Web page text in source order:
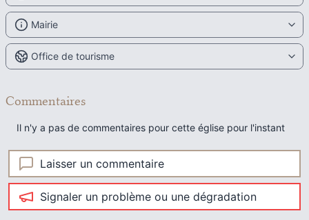
Mairie
Office de tourisme
Commentaires
Il n'y a pas de commentaires pour cette église pour l'instant
Laisser un commentaire
Signaler un problème ou une dégradation